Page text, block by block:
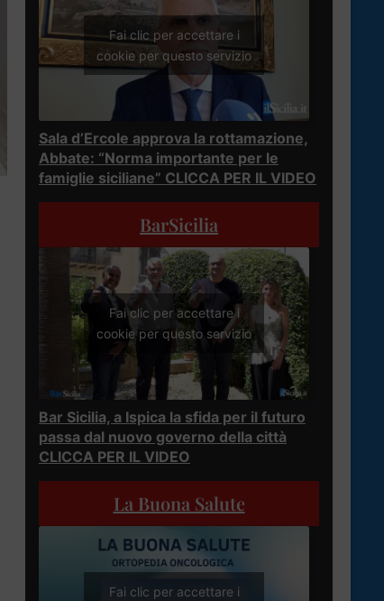
Fai clic per accettare i
cookie per questo servizio
Sala d’Ercole approva la rottamazione,
Abbate: “Norma importante per le
famiglie siciliane” CLICCA PER IL VIDEO
BarSicilia
Fai clic per accettare i
cookie per questo servizio
Bar Sicilia, a Ispica la sfida per il futuro
passa dal nuovo governo della città
CLICCA PER IL VIDEO
La Buona Salute
Fai clic per accettare i